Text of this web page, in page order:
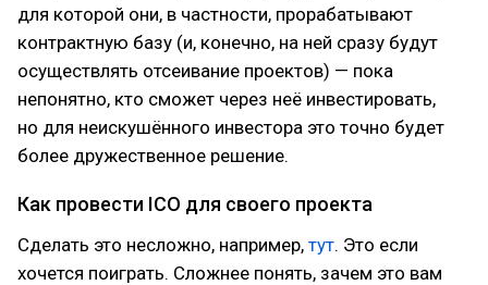
для которой они, в частности, прорабатывают
контрактную базу (и, конечно, на ней сразу будут
осуществлять отсеивание проектов) — пока
непонятно, кто сможет через неё инвестировать,
но для неискушённого инвестора это точно будет
более дружественное решение.
Как провести ICO для своего проекта
Сделать это несложно, например, тут. Это если
хочется поиграть. Сложнее понять, зачем это вам